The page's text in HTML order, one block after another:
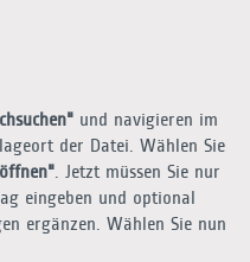
und navigieren im
der Datei. Wählen Sie
. Jetzt müssen Sie nur
eingeben und optional
ergänzen. Wählen Sie nun